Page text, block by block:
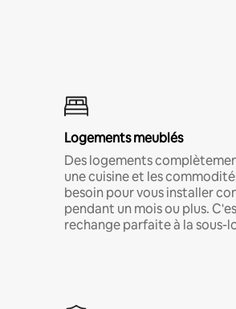
Logements meublés
Des logements
une cuisine et les
besoin pour vous installer
pendant un mois ou plus.
rechange parfaite à la sous-